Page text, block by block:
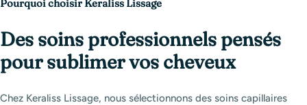
Pourquoi choisir Keraliss Lissage
Des soins professionnels pensés
pour sublimer vos cheveux
Chez Keraliss Lissage, nous sélectionnons des soins capillaires